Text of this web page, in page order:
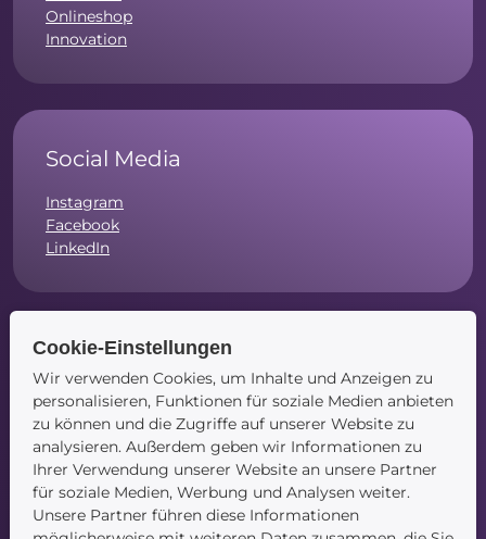
Onlineshop
Innovation
Social Media
Instagram
Facebook
LinkedIn
Navigation
Startseite
Blog
Kontakt
Cookie-Einstellungen
Wir verwenden Cookies, um Inhalte und Anzeigen zu
personalisieren, Funktionen für soziale Medien anbieten
zu können und die Zugriffe auf unserer Website zu
analysieren. Außerdem geben wir Informationen zu
Ihrer Verwendung unserer Website an unsere Partner
für soziale Medien, Werbung und Analysen weiter.
Unsere Partner führen diese Informationen